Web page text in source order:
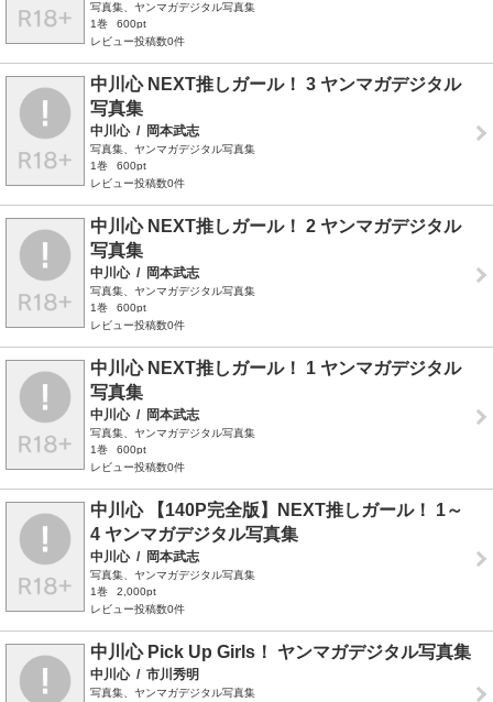
写真集、ヤンマガデジタル写真集
1巻
600pt
レビュー投稿数0件
中川心 NEXT推しガール！ 3 ヤンマガデジタル
写真集
中川心 / 岡本武志
写真集、ヤンマガデジタル写真集
1巻
600pt
レビュー投稿数0件
中川心 NEXT推しガール！ 2 ヤンマガデジタル
写真集
中川心 / 岡本武志
写真集、ヤンマガデジタル写真集
1巻
600pt
レビュー投稿数0件
中川心 NEXT推しガール！ 1 ヤンマガデジタル
写真集
中川心 / 岡本武志
写真集、ヤンマガデジタル写真集
1巻
600pt
レビュー投稿数0件
中川心 【140P完全版】NEXT推しガール！ 1～
4 ヤンマガデジタル写真集
中川心 / 岡本武志
写真集、ヤンマガデジタル写真集
1巻
2,000pt
レビュー投稿数0件
中川心 Pick Up Girls！ ヤンマガデジタル写真集
中川心 / 市川秀明
写真集、ヤンマガデジタル写真集